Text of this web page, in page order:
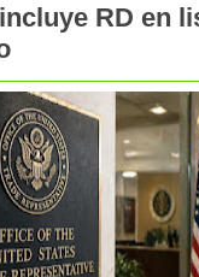
RD en